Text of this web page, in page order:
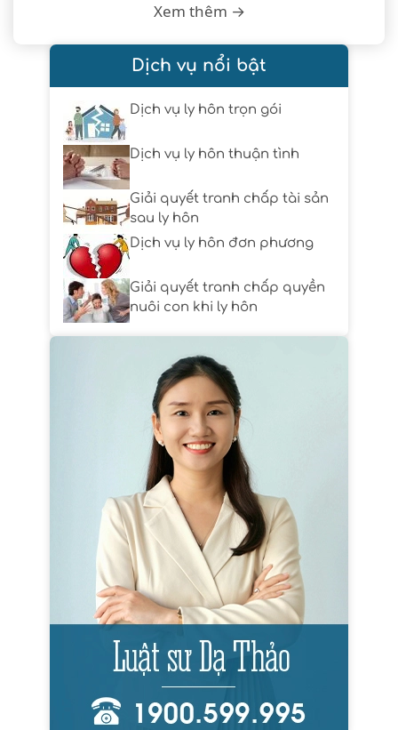
Xem thêm →
Dịch vụ nổi bật
Dịch vụ ly hôn trọn gói
Dịch vụ ly hôn thuận tình
Giải quyết tranh chấp tài sản
sau ly hôn
Dịch vụ ly hôn đơn phương
Giải quyết tranh chấp quyền
nuôi con khi ly hôn